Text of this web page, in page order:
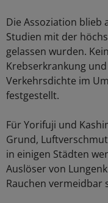
Die Assoziation blieb
Studien mit der
gelassen wurden.
Krebserkrankung
Verkehrsdichte im
festgestellt.
Für Yorifuji und
Grund,
in einigen Städten
Auslöser von
Rauchen vermeidbar